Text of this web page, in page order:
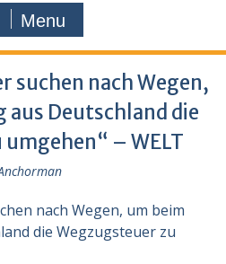
Menu
suchen nach Wegen,
aus Deutschland die
– WELT
nach Wegen, um beim
die Wegzugsteuer zu